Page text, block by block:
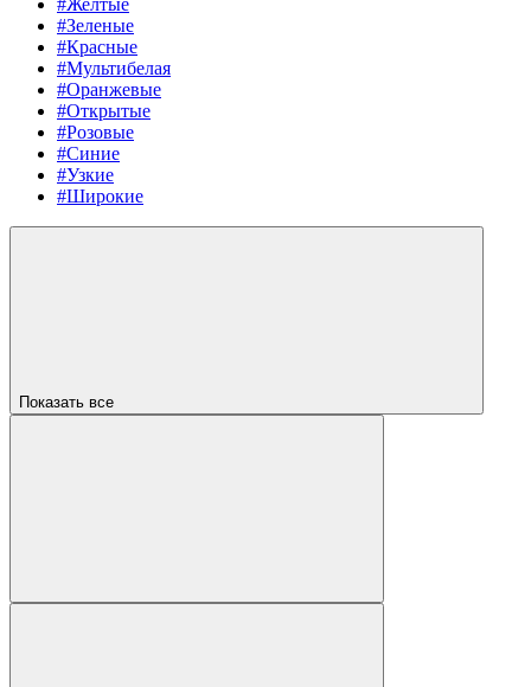
#Желтые
#Зеленые
#Красные
#Мультибелая
#Оранжевые
#Открытые
#Розовые
#Синие
#Узкие
#Широкие
Показать все